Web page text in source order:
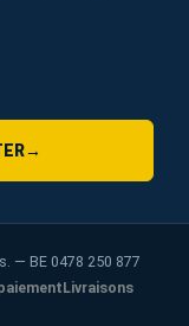
→
— BE 0478 250 877
Livraisons